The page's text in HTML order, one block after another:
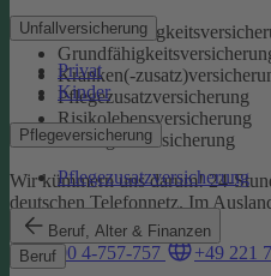
Unfallversicherung
Privat
Kinder
Pflegeversicherung
Pflegezusatzversicherung
Beruf, Alter & Finanzen
Beruf
Kranken(-
Pflegezusatzversicherung
Risikolebensversicherung
Sterbegeldversicherung
Wir kümmern uns darum!24-
deutschen Telefonnetz. Im
Landesgebühren an:
0800 4-757-757
+49 221